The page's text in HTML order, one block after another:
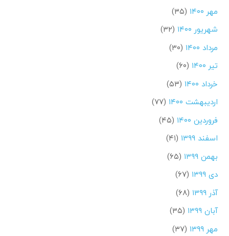
مهر ۱۴۰۰
(۳۵)
شهریور ۱۴۰۰
(۳۲)
مرداد ۱۴۰۰
(۳۰)
تیر ۱۴۰۰
(۶۰)
خرداد ۱۴۰۰
(۵۳)
اردیبهشت ۱۴۰۰
(۷۷)
فروردین ۱۴۰۰
(۴۵)
اسفند ۱۳۹۹
(۴۱)
بهمن ۱۳۹۹
(۶۵)
دی ۱۳۹۹
(۶۷)
آذر ۱۳۹۹
(۶۸)
آبان ۱۳۹۹
(۳۵)
مهر ۱۳۹۹
(۳۷)